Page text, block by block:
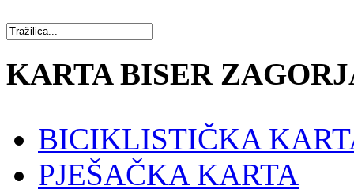
KARTA BISER
BICIKLISTIČKA
PJEŠAČKA KARTA